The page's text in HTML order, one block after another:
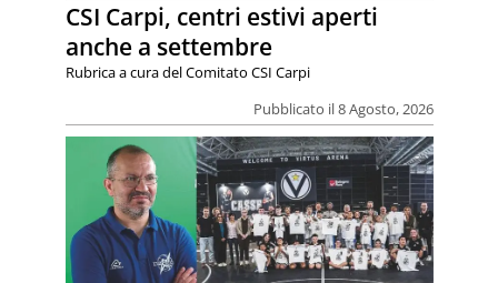
CSI Carpi, centri estivi aperti
anche a settembre
Pubblicato il 8 Agosto, 2026
Rubrica a cura del Comitato CSI Carpi